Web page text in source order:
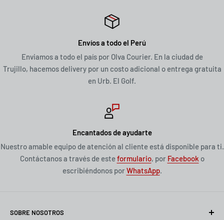
Envíos a todo el Perú
Enviamos a todo el país por Olva Courier. En la ciudad de
Trujillo, hacemos delivery por un costo adicional o entrega gratuita
en Urb. El Golf.
Encantados de ayudarte
Nuestro amable equipo de atención al cliente está disponible para ti.
Contáctanos a través de esteformulario, por Facebook o
escribiéndonos porWhatsApp.
SOBRE NOSOTROS